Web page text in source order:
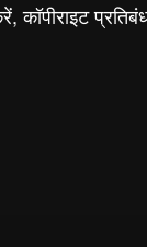
कॉपीराइट